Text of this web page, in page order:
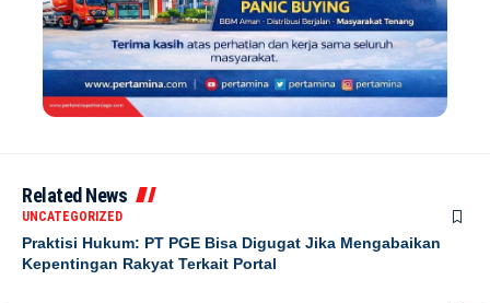
Related News
UNCATEGORIZED
Praktisi Hukum: PT PGE Bisa Digugat Jika Mengabaikan
Kepentingan Rakyat Terkait Portal